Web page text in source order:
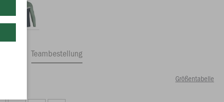
Teambestellung
Größentabelle